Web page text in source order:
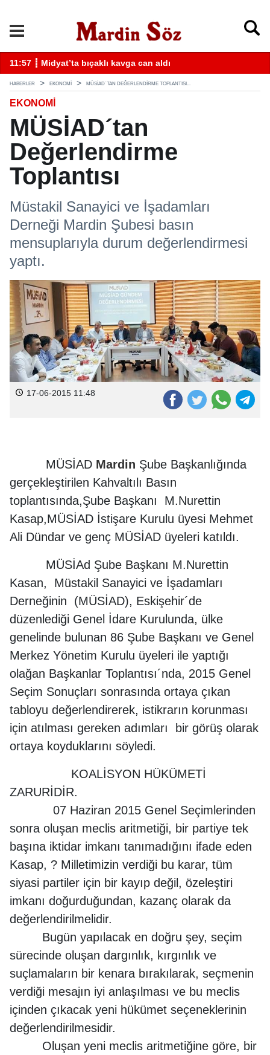
11:57 ┋ Midyat’ta bıçaklı kavga can aldı
HABERLER EKONOMİ MÜSİAD´TAN DEĞERLENDIRME TOPLANTISI...
EKONOMİ
MÜSİAD´tan
Değerlendirme
Toplantısı
Müstakil Sanayici ve İşadamları
Derneği Mardin Şubesi basın
mensuplarıyla durum değerlendirmesi
yaptı.
17-06-2015 11:48
MÜSİAD Mardin Şube Başkanlığında
gerçekleştirilen Kahvaltılı Basın
toplantısında,Şube Başkanı M.Nurettin
Kasap,MÜSİAD İstişare Kurulu üyesi Mehmet
Ali Dündar ve genç MÜSİAD üyeleri katıldı.
MÜSİAd Şube Başkanı M.Nurettin
Kasan, Müstakil Sanayici ve İşadamları
Derneğinin (MÜSİAD), Eskişehir´de
düzenlediği Genel İdare Kurulunda, ülke
genelinde bulunan 86 Şube Başkanı ve Genel
Merkez Yönetim Kurulu üyeleri ile yaptığı
olağan Başkanlar Toplantısı´nda, 2015 Genel
Seçim Sonuçları sonrasında ortaya çıkan
tabloyu değerlendirerek, istikrarın korunması
için atılması gereken adımları bir görüş olarak
ortaya koyduklarını söyledi.
KOALİSYON HÜKÜMETİ
ZARURİDİR.
07 Haziran 2015 Genel Seçimlerinden
sonra oluşan meclis aritmetiği, bir partiye tek
başına iktidar imkanı tanımadığını ifade eden
Kasap, ? Milletimizin verdiği bu karar, tüm
siyasi partiler için bir kayıp değil, özeleştiri
imkanı doğurduğundan, kazanç olarak da
değerlendirilmelidir.
Bugün yapılacak en doğru şey, seçim
sürecinde oluşan dargınlık, kırgınlık ve
suçlamaların bir kenara bırakılarak, seçmenin
verdiği mesajın iyi anlaşılması ve bu meclis
içinden çıkacak yeni hükümet seçeneklerinin
değerlendirilmesidir.
Oluşan yeni meclis aritmetiğine göre, bir